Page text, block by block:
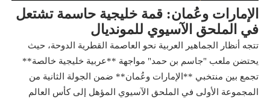
الإمارات وعُمان: قمة خليجية حاسمة تشتعل
في الملحق الآسيوي للمونديال
تتجه أنظار الجماهير العربية نحو العاصمة القطرية الدوحة، حيث
يحتضن ملعب "جاسم بن حمد" مواجهة **عربية خليجية خالصة**
تجمع بين منتخبي **الإمارات وعُمان** ضمن الجولة الثانية من
المجموعة الأولى في الملحق الآسيوي المؤهل إلى كأس العالم